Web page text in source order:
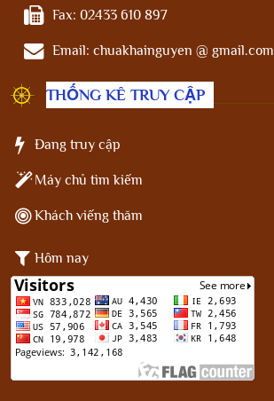
Fax: 02433 610 897
Email: chuakhainguyen @ gmail.com
THỐNG KÊ TRUY CẬP
Đang truy cập
Máy chủ tìm kiếm
Khách viếng thăm
Hôm nay